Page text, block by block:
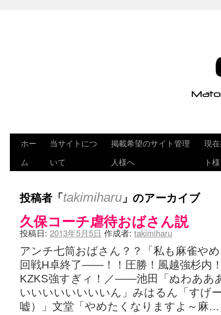
ホー
ム
当サイトにつ
いて
掲載希望のサイト管理
人様へ
現
ト様
投稿者「takimiharu 」のアーカイブ
久保コーチ虐待おばさん説
投稿日: 2013年5月5日 作成者: takimiharu
アンチ七筒おばさん？？「私も麻雀や
回戦H卓終了――！！圧勝！風越強杉内
KZKS強すぎィ！／――池田「ぬわああ
いいいいいいいいん」みはるん「すげ
嘘）」文堂「やめたくなりますよ～麻